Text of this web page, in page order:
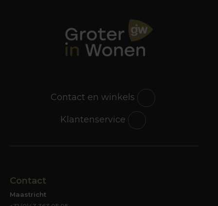
Contact en winkels
Klantenservice
Contact
Maastricht